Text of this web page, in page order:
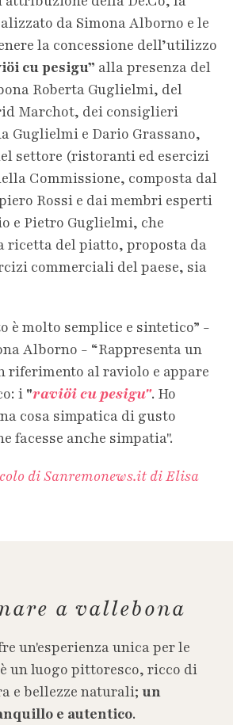
da Simona Alborno e le
la concessione dell’utilizzo
cu pesigu” alla presenza del
Roberta Guglielmi, del
Marchot, dei consiglieri
Guglielmi e Dario Grassano,
settore (ristoranti ed esercizi
Commissione, composta dal
Rossi e dai membri esperti
e Pietro Guglielmi, che
ricetta del piatto, proposta da
commerciali del paese, sia
è molto semplice e sintetico” -
Alborno - “Rappresenta un
riferimento al raviolo e appare
i "raviöi cu pesigu". Ho
cosa simpatica di gusto
facesse anche simpatia".
di Sanremonews.it di Elisa
a vallebona
un'esperienza unica per le
un luogo pittoresco, ricco di
e bellezze naturali; un
e autentico.